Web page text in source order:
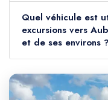
Quel véhicule est
excursions vers
et de ses environs ?